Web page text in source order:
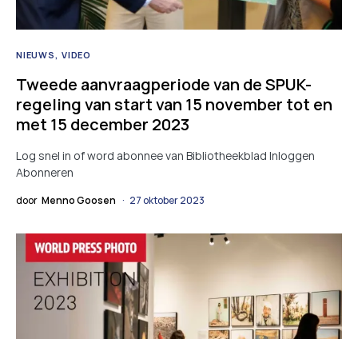
NIEUWS VIDEO
Tweede aanvraagperiode van de SPUK-
regeling van start van 15 november tot en
met 15 december 2023
Log snel in of word abonnee van Bibliotheekblad Inloggen
Abonneren
door Menno Goosen 27 oktober 2023